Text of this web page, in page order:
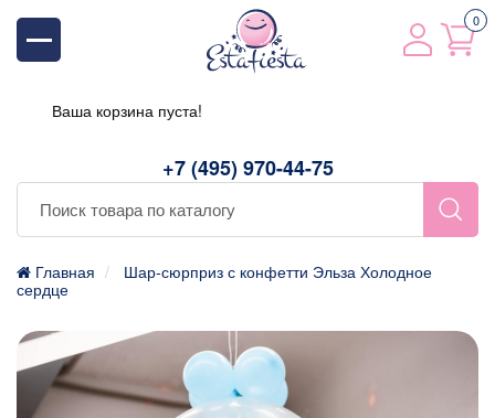
+7 (495) 970-44-75
0
Ваша корзина пуста!
Главная
Шар-сюрприз с конфетти Эльза Холодное
сердце